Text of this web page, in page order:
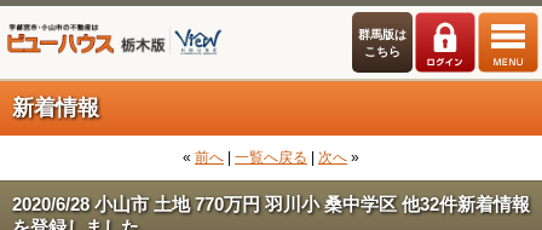
群馬版は
こちら
新着情報
« 前へ 一覧へ戻る 次へ »
2020/6/28 小山市 土地 770万円 羽川小 桑中学区 他32件新着情報